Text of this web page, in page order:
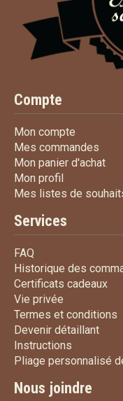
Compte
Mon compte
Mes commandes
Mon panier d'achat
Mon profil
Mes listes de
Services
FAQ
Historique des
Certificats cadeaux
Vie privée
Termes et conditions
Devenir détaillant
Instructions
Pliage personnalisé
Nous joindre